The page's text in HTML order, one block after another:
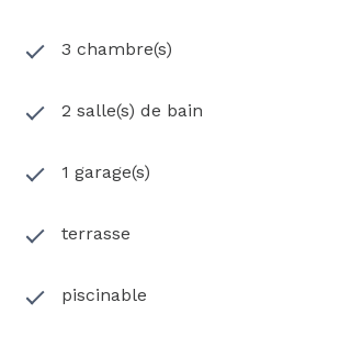
3 chambre(s)
2 salle(s) de bain
1 garage(s)
terrasse
piscinable